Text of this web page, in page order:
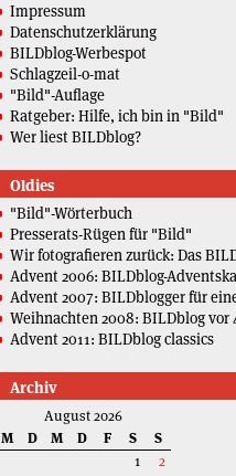
Impressum
Datenschutzerklärung
BILDblog-Werbespot
Schlagzeil-o-mat
"Bild"-Auflage
Ratgeber: Hilfe, ich bin in "Bild"
Wer liest BILDblog?
Oldies
"Bild"-Wörterbuch
Presserats-Rügen für "Bild"
Wir fotografieren zurück: Das
Advent 2006: BILDblog-
Advent 2007: BILDblogger für
Weihnachten 2008: BILDblog vor
Advent 2011: BILDblog classics
Archiv
August 2026
M
D M D F S
S
1
2